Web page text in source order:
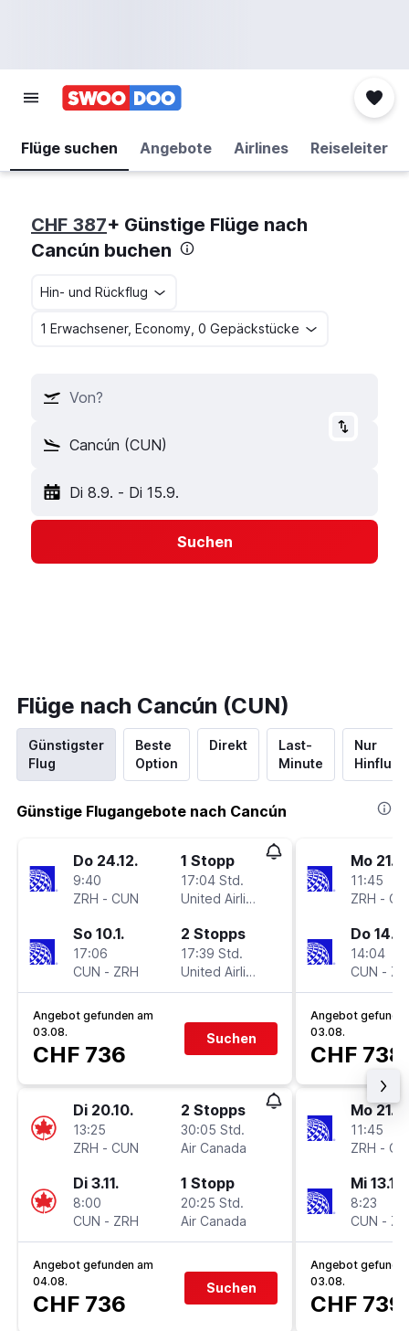
Flüge suchen Angebote Airlines Reiseleiter
CHF 387+ Günstige Flüge nach
Cancún buchen
Hin- und Rückflug
1 Erwachsener, Economy, 0 Gepäckstücke
Von?
Cancún (CUN)
Di 8.9. - Di 15.9.
Suchen
Flüge nach Cancún (CUN)
Günstigster
Flug
Beste
Option
Direkt
Last-
Minute
Nur
Hinflug
Günstige Flugangebote nach Cancún
Do 24.12.
9:40
ZRH - CUN
1 Stopp
17:04 Std.
United Airlines
So 10.1.
17:06
CUN - ZRH
2 Stopps
17:39 Std.
United Airlines
Angebot gefunden am
03.08.
CHF 736
Suchen
Di 20.10.
13:25
ZRH - CUN
2 Stopps
30:05 Std.
Air Canada
Di 3.11.
8:00
CUN - ZRH
1 Stopp
20:25 Std.
Air Canada
Angebot gefunden am
04.08.
CHF 736
Suchen
Mo
11:45
ZRH -
Do 14.1.
14:04
CUN -
Angebot
03.08.
CHF 738
Mo
11:45
ZRH -
Mi 13.1.
8:23
CUN -
Angebot
03.08.
CHF 739